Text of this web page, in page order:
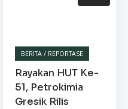
BERITA / REPORTASE
Rayakan HUT Ke-
51, Petrokimia
Gresik Rilis